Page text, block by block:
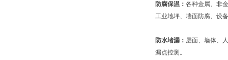
防腐保温： 各种金属、非
工业地坪、墙面防腐、设
防水堵漏： 层面、墙体、
漏点控测。